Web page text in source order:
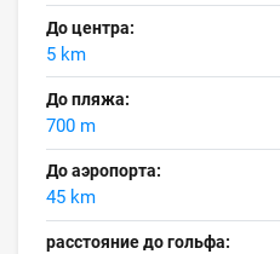
До центра:
5 km
До пляжа:
700 m
До аэропорта:
45 km
расстояние до гольфа: